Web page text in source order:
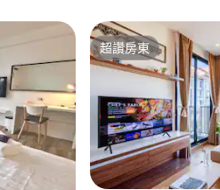
超讚房東
超讚房東